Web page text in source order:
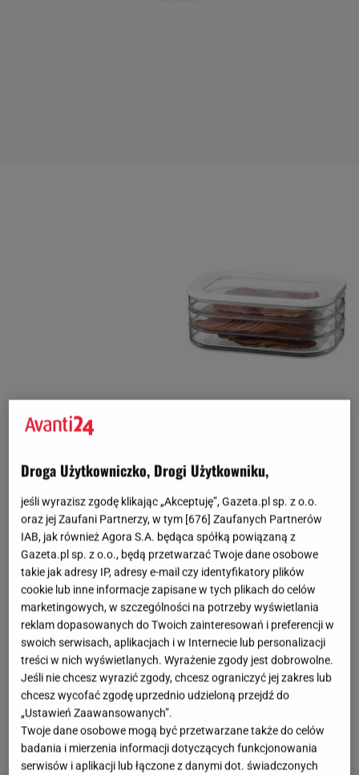
Droga Użytkowniczko, Drogi Użytkowniku,
jeśli wyrazisz zgodę klikając „Akceptuję”, Gazeta.pl sp. z o.o.
oraz jej Zaufani Partnerzy, w tym [676] Zaufanych Partnerów
IAB, jak również Agora S.A. będąca spółką powiązaną z
Gazeta.pl sp. z o.o., będą przetwarzać Twoje dane osobowe
takie jak adresy IP, adresy e-mail czy identyfikatory plików
cookie lub inne informacje zapisane w tych plikach do celów
marketingowych, w szczególności na potrzeby wyświetlania
reklam dopasowanych do Twoich zainteresowań i preferencji w
swoich serwisach, aplikacjach i w Internecie lub personalizacji
treści w nich wyświetlanych. Wyrażenie zgody jest dobrowolne.
Jeśli nie chcesz wyrazić zgody, chcesz ograniczyć jej zakres lub
chcesz wycofać zgodę uprzednio udzieloną przejdź do
„Ustawień Zaawansowanych”.
Twoje dane osobowe mogą być przetwarzane także do celów
badania i mierzenia informacji dotyczących funkcjonowania
serwisów i aplikacji lub łączone z danymi dot. świadczonych